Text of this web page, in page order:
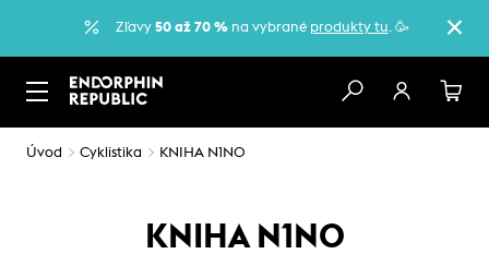
Zľavy 50 až 70 %na vybrané produkty tu. 🥳
Úvod Cyklistika KNIHA N1NO
KNIHA N1NO